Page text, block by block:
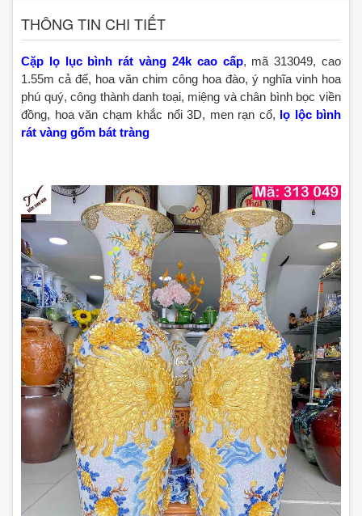
THÔNG TIN CHI TIẾT
Cặp lọ lục bình rát vàng 24k cao cấp, mã 313049, cao
1.55m cả đế, hoa văn chim công hoa đào, ý nghĩa vinh hoa
phú quý, công thành danh toại, miệng và chân bình bọc viền
đồng, hoa văn chạm khắc nổi 3D, men rạn cổ, lọ lộc bình
rát vàng gốm bát tràng